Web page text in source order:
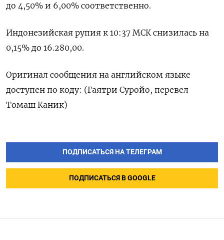
до 4,50% и 6,00% соответственно.
Индонезийская рупия к 10:37 МСК снизилась на
0,15% до 16.280,00.
Оригинал сообщения на английском языке
доступен по коду: (Гаятри Суройо, перевел
Томаш Каник)
ПОДПИСАТЬСЯ НА ТЕЛЕГРАМ
ПОДПИСАТЬСЯ В GOOGLE